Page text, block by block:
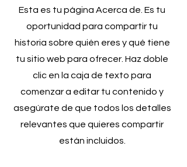
Esta es tu página Acerca de. Es tu
oportunidad para compartir tu
historia sobre quién eres y qué tiene
tu sitio web para ofrecer. Haz doble
clic en la caja de texto para
comenzar a editar tu contenido y
asegúrate de que todos los detalles
relevantes que quieres compartir
están incluidos.